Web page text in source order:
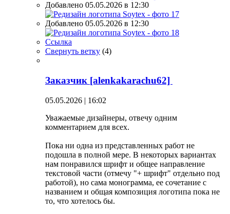
Добавлено 05.05.2026 в 12:30
Добавлено 05.05.2026 в 12:30
Ссылка
Свернуть ветку (4)
Заказчик [alenkakarachu62]
05.05.2026 | 16:02
Уважаемые дизайнеры, отвечу одним
комментарием для всех.
Пока ни одна из представленных работ не
подошла в полной мере. В некоторых вариантах
нам понравился шрифт и общее направление
текстовой части (отмечу "+ шрифт" отдельно под
работой), но сама монограмма, ее сочетание с
названием и общая композиция логотипа пока не
то, что хотелось бы.